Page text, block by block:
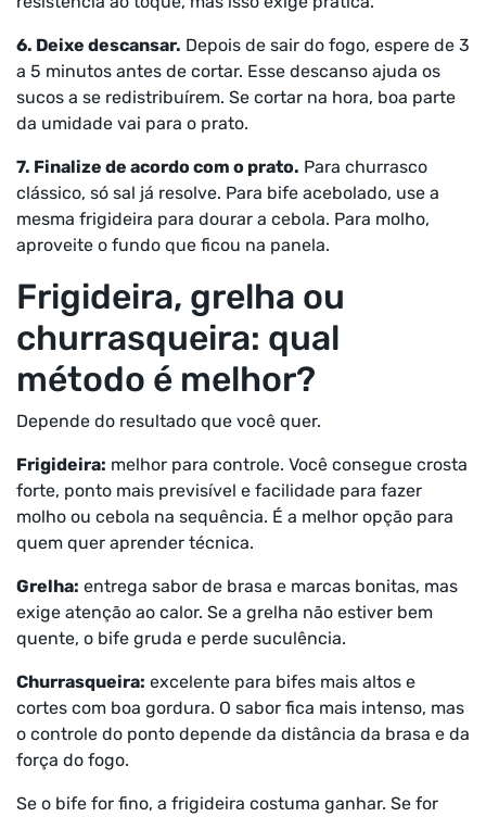
6. Deixe descansar. Depois de sair do fogo, espere de 3
a 5 minutos antes de cortar. Esse descanso ajuda os
sucos a se redistribuírem. Se cortar na hora, boa parte
da umidade vai para o prato.
7. Finalize de acordo com o prato. Para churrasco
clássico, só sal já resolve. Para bife acebolado, use a
mesma frigideira para dourar a cebola. Para molho,
aproveite o fundo que ficou na panela.
Frigideira, grelha ou
churrasqueira: qual
método é melhor?
Depende do resultado que você quer.
Frigideira: melhor para controle. Você consegue crosta
forte, ponto mais previsível e facilidade para fazer
molho ou cebola na sequência. É a melhor opção para
quem quer aprender técnica.
Grelha: entrega sabor de brasa e marcas bonitas, mas
exige atenção ao calor. Se a grelha não estiver bem
quente, o bife gruda e perde suculência.
Churrasqueira: excelente para bifes mais altos e
cortes com boa gordura. O sabor fica mais intenso, mas
o controle do ponto depende da distância da brasa e da
força do fogo.
Se o bife for fino, a frigideira costuma ganhar. Se for